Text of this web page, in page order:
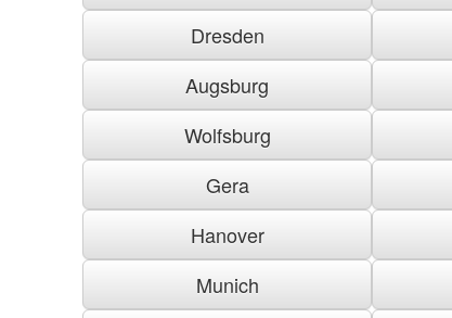
Dresden
Augsburg
Wolfsburg
Gera
Hanover
Munich